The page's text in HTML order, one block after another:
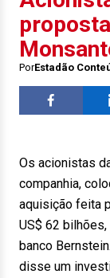
PorEstadão
Os acionistas
companhia,
aquisição feita
US$ 62
banco
disse um